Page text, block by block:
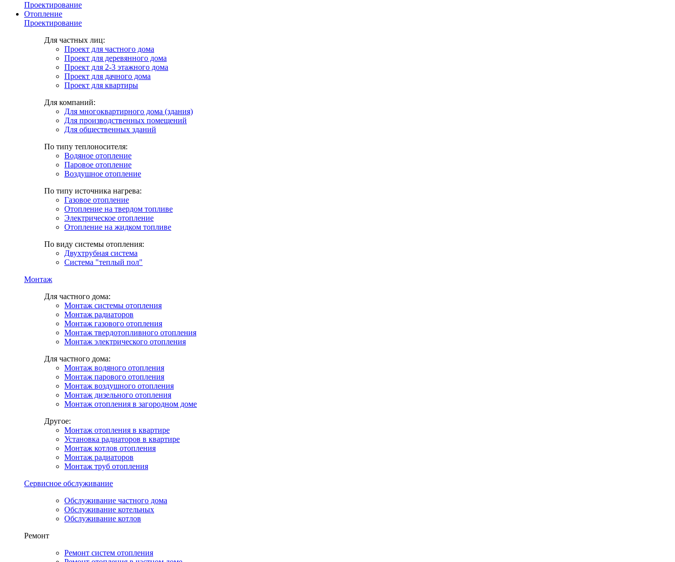
Проектирование
Отопление
Проектирование
Для частных лиц:
Проект для частного дома
Проект для деревянного дома
Проект для 2-3 этажного дома
Проект для дачного дома
Проект для квартиры
Для компаний:
Для многоквартирного дома (здания)
Для производственных помещений
Для общественных зданий
По типу теплоносителя:
Водяное отопление
Паровое отопление
Воздушное отопление
По типу источника нагрева:
Газовое отопление
Отопление на твердом топливе
Электрическое отопление
Отопление на жидком топливе
По виду системы отопления:
Двухтрубная система
Система "теплый пол"
Монтаж
Для частного дома:
Монтаж системы отопления
Монтаж радиаторов
Монтаж газового отопления
Монтаж твердотопливного отопления
Монтаж электрического отопления
Для частного дома:
Монтаж водяного отопления
Монтаж парового отопления
Монтаж воздушного отопления
Монтаж дизельного отопления
Монтаж отопления в загородном доме
Другое:
Монтаж отопления в квартире
Установка радиаторов в квартире
Монтаж котлов отопления
Монтаж радиаторов
Монтаж труб отопления
Сервисное обслуживание
Обслуживание частного дома
Обслуживание котельных
Обслуживание котлов
Ремонт
Ремонт систем отопления